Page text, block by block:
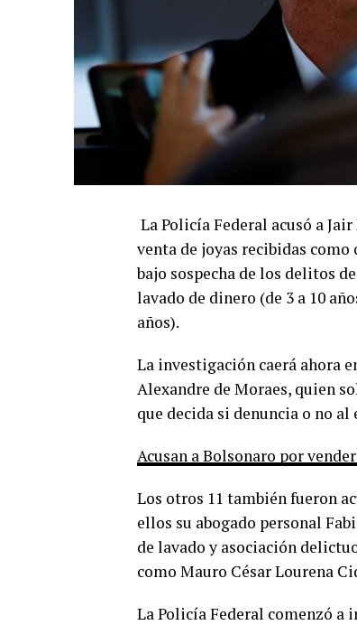
La Policía Federal acusó a
venta de joyas recibidas
bajo sospecha de los delitos
lavado de dinero (de 3 a 10
años).
La investigación caerá ahora
Alexandre de Moraes, quien
que decida si denuncia o no al
Acusan a Bolsonaro por
Los otros 11 también fueron
ellos su abogado personal
de lavado y asociación
como Mauro César Lourena
La Policía Federal comenzó a